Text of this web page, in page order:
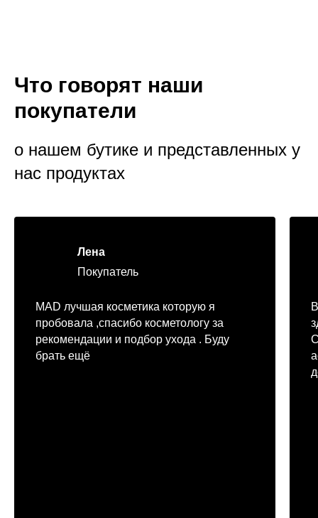
Что говорят наши
покупатели
о нашем бутике и представленных у
нас продуктах
Лена
Покупатель
MAD лучшая косметика которую я
пробовала ,спасибо косметологу за
рекомендации и подбор ухода . Буду
брать ещё